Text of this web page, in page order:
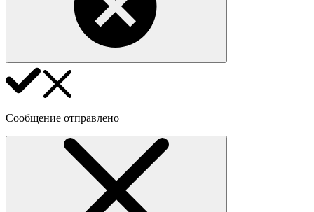
Сообщение отправлено